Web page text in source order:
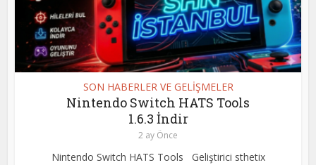
SON HABERLER VE GELİŞMELER
Nintendo Switch HATS Tools
1.6.3 İndir
2 ay Önce
Nintendo Switch HATS Tools Geliştirici sthetix